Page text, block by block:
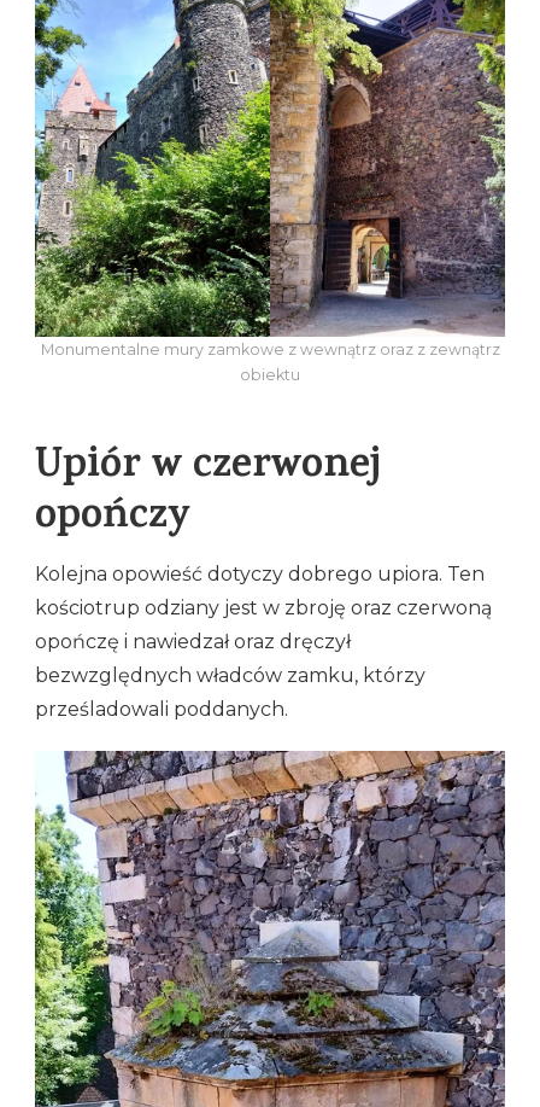
Monumentalne mury zamkowe z wewnątrz oraz z zewnątrz
obiektu
Upiór w czerwonej
opończy
Kolejna opowieść dotyczy dobrego upiora. Ten
kościotrup odziany jest w zbroję oraz czerwoną
opończę i nawiedzał oraz dręczył
bezwzględnych władców zamku, którzy
prześladowali poddanych.